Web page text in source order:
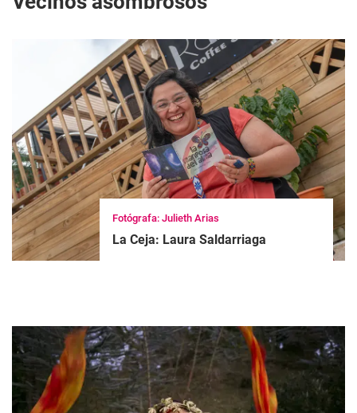
Fotógrafa: Julieth Arias
La Ceja: Laura Saldarriaga